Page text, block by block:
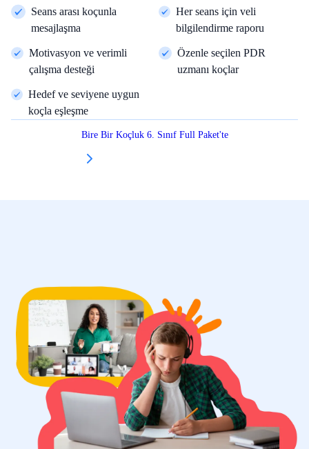
Seans arası koçunla
mesajlaşma
Her seans için veli
bilgilendirme raporu
Motivasyon ve verimli
çalışma desteği
Özenle seçilen PDR
uzmanı koçlar
Hedef ve seviyene uygun
koçla eşleşme
Bire Bir Koçluk 6. Sınıf Full Paket'te